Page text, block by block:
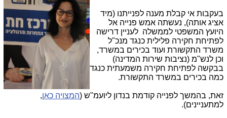
בעקבות אי קבלת מענה לפנייתנו (מיד
אציג אותה), נעשתה אמש פנייה אל
היועץ המשפטי לממשלה לעניין דרישה
לפתיחת חקירה פלילית כנגד מנכ"ל
משרד התקשורת ועוד בכירים במשרד,
וכן לנש"מ (נציבות שירות המדינה)
בבקשה לפתיחת חקירה משמעתית כנגד
כמה בכירים במשרד התקשורת.
זאת, בהמשך לפנייה קודמת בנדון ליועמ"ש (המצויה כאן,
למתעניינים).